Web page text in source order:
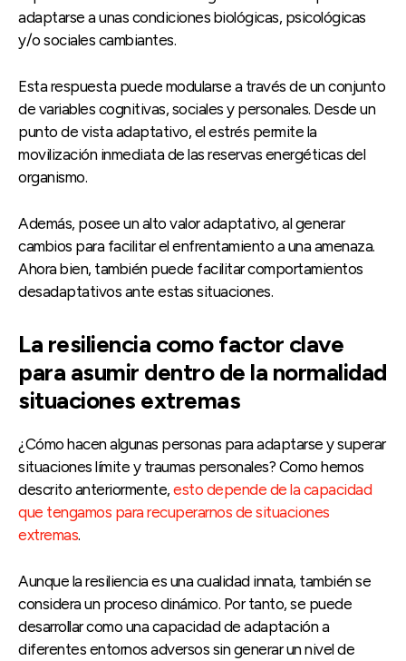
adaptarse a unas condiciones biológicas, psicológicas
y/o sociales cambiantes.
Esta respuesta puede modularse a través de un conjunto
de variables cognitivas, sociales y personales. Desde un
punto de vista adaptativo, el estrés permite la
movilización inmediata de las reservas energéticas del
organismo.
Además, posee un alto valor adaptativo, al generar
cambios para facilitar el enfrentamiento a una amenaza.
Ahora bien, también puede facilitar comportamientos
desadaptativos ante estas situaciones.
La resiliencia como factor clave
para asumir dentro de la normalidad
situaciones extremas
¿Cómo hacen algunas personas para adaptarse y superar
situaciones límite y traumas personales? Como hemos
descrito anteriormente, esto depende de la capacidad
que tengamos para recuperarnos de situaciones
extremas.
Aunque la resiliencia es una cualidad innata, también se
considera un proceso dinámico. Por tanto, se puede
desarrollar como una capacidad de adaptación a
diferentes entornos adversos sin generar un nivel de